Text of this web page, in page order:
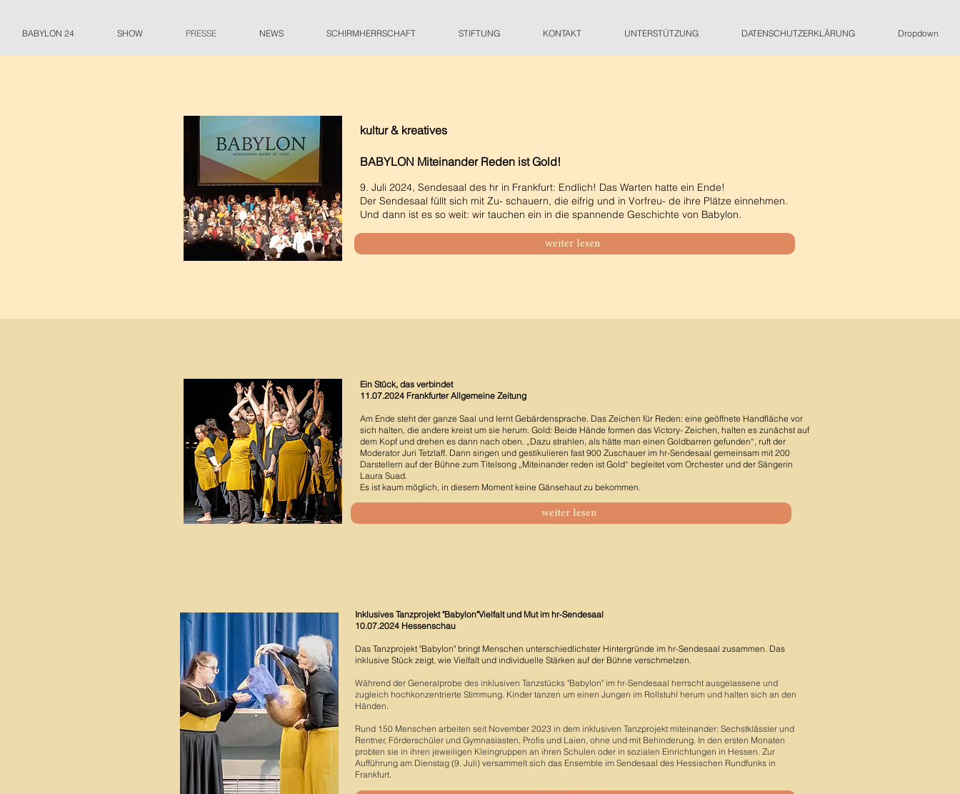
BABYLON 24 SHOW PRESSE NEWS SCHIRMHERRSCHAFT STIFTUNG KONTAKT UNTERSTÜTZUNG DATENSCHUTZERKLÄRUNG Dropdown
kultur & kreatives
BABYLON Miteinander Reden ist Gold!
9. Juli 2024, Sendesaal des hr in Frankfurt: Endlich! Das Warten hatte ein Ende!
Der Sendesaal füllt sich mit Zu- schauern, die eifrig und in Vorfreu- de ihre Plätze einnehmen.
Und dann ist es so weit: wir tauchen ein in die spannende Geschichte von Babylon.
weiter lesen
Ein Stück, das verbindet
11.07.2024 Frankfurter Allgemeine Zeitung
Am Ende steht der ganze Saal und lernt Gebärdensprache. Das Zeichen für Reden: eine geöffnete Handfläche vor
sich halten, die andere kreist um sie herum. Gold: Beide Hände formen das Victory- Zeichen, halten es zunächst auf
dem Kopf und drehen es dann nach oben. „Dazu strahlen, als hätte man einen Goldbarren gefunden“, ruft der
Moderator Juri Tetzlaff. Dann singen und gestikulieren fast 900 Zuschauer im hr-Sendesaal gemeinsam mit 200
Darstellern auf der Bühne zum Titelsong „Miteinander reden ist Gold“ begleitet vom Orchester und der Sängerin
Laura Suad.
Es ist kaum möglich, in diesem Moment keine Gänsehaut zu bekommen.
weiter lesen
Inklusives Tanzprojekt "Babylon"Vielfalt und Mut im hr-Sendesaal
10.07.2024 Hessenschau
Das Tanzprojekt "Babylon" bringt Menschen unterschiedlichster Hintergründe im hr-Sendesaal zusammen. Das
inklusive Stück zeigt, wie Vielfalt und individuelle Stärken auf der Bühne verschmelzen.
Während der Generalprobe des inklusiven Tanzstücks "Babylon" im hr-Sendesaal herrscht ausgelassene und
zugleich hochkonzentrierte Stimmung. Kinder tanzen um einen Jungen im Rollstuhl herum und halten sich an den
Händen.
Rund 150 Menschen arbeiten seit November 2023 in dem inklusiven Tanzprojekt miteinander: Sechstklässler und
Rentner, Förderschüler und Gymnasiasten, Profis und Laien, ohne und mit Behinderung. In den ersten Monaten
probten sie in ihren jeweiligen Kleingruppen an ihren Schulen oder in sozialen Einrichtungen in Hessen. Zur
Aufführung am Dienstag (9. Juli) versammelt sich das Ensemble im Sendesaal des Hessischen Rundfunks in
Frankfurt.